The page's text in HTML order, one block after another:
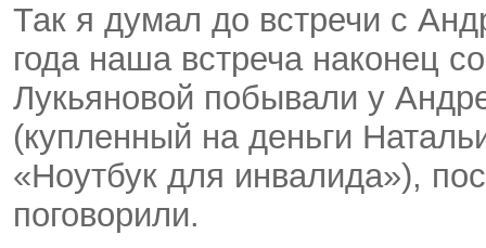
Так я думал до встречи с
года наша встреча наконец
Лукьяновой побывали у
(купленный на деньги
«Ноутбук для инвалида»),
поговорили.